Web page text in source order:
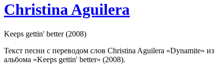
Christina Aguilera
Keeps gettin' better (2008)
Текст песни с переводом слов Christina Aguilera «Dynamite» из
альбома «Keeps gettin' better» (2008).